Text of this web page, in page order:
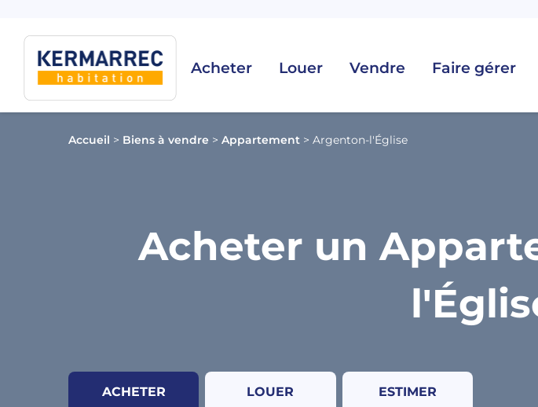
Acheter Louer Vendre Faire gérer
Accueil > Biens à vendre > Appartement > Argenton-l'Église
Acheter un
ACHETER LOUER ESTIMER